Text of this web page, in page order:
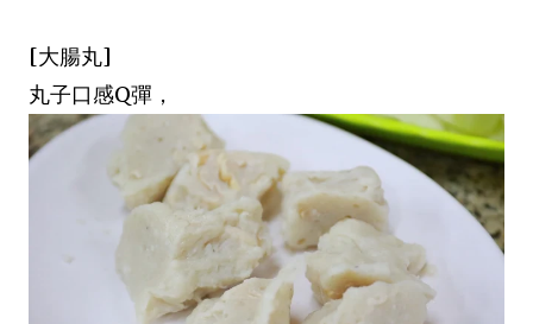
[大腸丸]
丸子口感Q彈，